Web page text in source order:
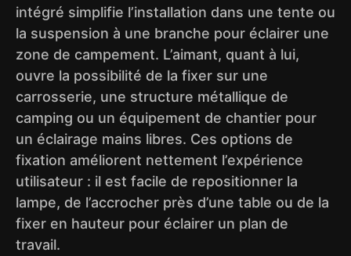
intégré simplifie l’installation dans une tente ou
la suspension à une branche pour éclairer une
zone de campement. L’aimant, quant à lui,
ouvre la possibilité de la fixer sur une
carrosserie, une structure métallique de
camping ou un équipement de chantier pour
un éclairage mains libres. Ces options de
fixation améliorent nettement l’expérience
utilisateur : il est facile de repositionner la
lampe, de l’accrocher près d’une table ou de la
fixer en hauteur pour éclairer un plan de
travail.